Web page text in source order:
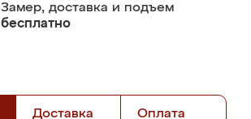
Замер, доставка и подъем
бесплатно
Доставка Оплата